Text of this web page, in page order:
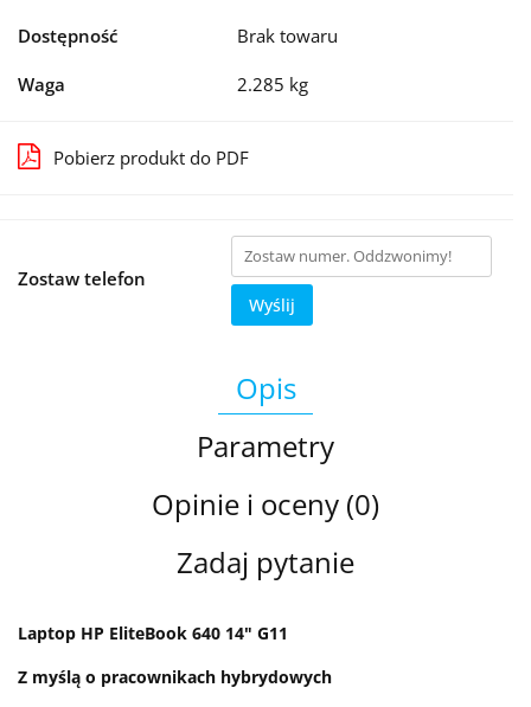
Dostępność Brak towaru
Waga 2.285 kg
Pobierz produkt do PDF
Zostaw telefon
Wyślij
Opis
Parametry
Opinie i oceny (0)
Zadaj pytanie
Laptop HP EliteBook 640 14" G11
Z myślą o pracownikach hybrydowych